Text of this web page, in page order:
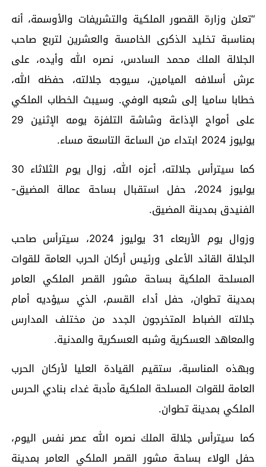
“تعلن وزارة القصور الملكية والتشريفات والأوسمة، أنه
بمناسبة تخليد الذكرى الخامسة والعشرين لتربع صاحب
الجلالة الملك محمد السادس، نصره الله وأيده، على
عرش أسلافه الميامين، سيوجه جلالته، حفظه الله،
خطابا ساميا إلى شعبه الوفي. وسيبث الخطاب الملكي
على أمواج الإذاعة وشاشة التلفزة يومه الإثنين 29
يوليوز 2024 ابتداء من الساعة التاسعة مساء.
كما سيترأس جلالته، أعزه الله، زوال يوم الثلاثاء 30
يوليوز 2024، حفل استقبال بساحة عمالة المضيق-
الفنيدق بمدينة المضيق.
وزوال يوم الأربعاء 31 يوليوز 2024، سيترأس صاحب
الجلالة القائد الأعلى ورئيس أركان الحرب العامة للقوات
المسلحة الملكية بساحة مشور القصر الملكي العامر
بمدينة تطوان، حفل أداء القسم، الذي سيؤديه أمام
جلالته الضباط المتخرجون الجدد من مختلف المدارس
والمعاهد العسكرية وشبه العسكرية والمدنية.
وبهذه المناسبة، ستقيم القيادة العليا لأركان الحرب
العامة للقوات المسلحة الملكية مأدبة غداء بنادي الحرس
الملكي بمدينة تطوان.
كما سيترأس جلالة الملك نصره الله عصر نفس اليوم،
حفل الولاء بساحة مشور القصر الملكي العامر بمدينة